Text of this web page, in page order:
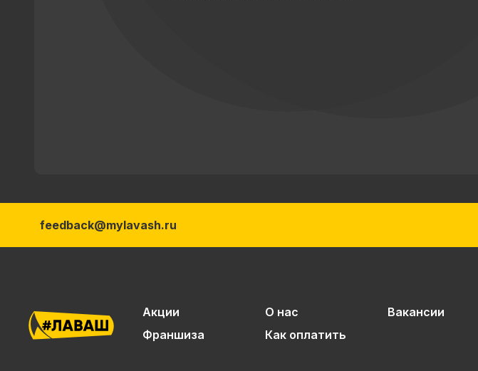
feedback@mylavash.ru
Акции О нас Вакансии
Франшиза
Как оплатить